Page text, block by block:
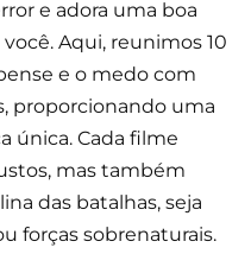
e adora uma boa
Aqui, reunimos 10
e o medo com
proporcionando uma
única. Cada filme
mas também
das batalhas, seja
forças sobrenaturais.